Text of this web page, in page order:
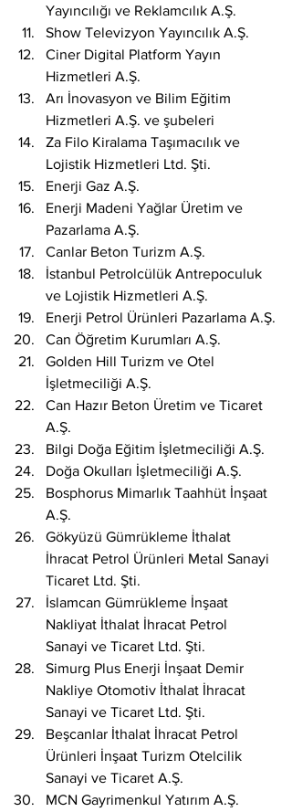
Yayıncılığı ve Reklamcılık A.Ş.
Show Televizyon Yayıncılık A.Ş.
Ciner Digital Platform Yayın
Hizmetleri A.Ş.
Arı İnovasyon ve Bilim Eğitim
Hizmetleri A.Ş. ve şubeleri
Za Filo Kiralama Taşımacılık ve
Lojistik Hizmetleri Ltd. Şti.
Enerji Gaz A.Ş.
Enerji Madeni Yağlar Üretim ve
Pazarlama A.Ş.
Canlar Beton Turizm A.Ş.
İstanbul Petrolcülük Antrepoculuk
ve Lojistik Hizmetleri A.Ş.
Enerji Petrol Ürünleri Pazarlama A.Ş.
Can Öğretim Kurumları A.Ş.
Golden Hill Turizm ve Otel
İşletmeciliği A.Ş.
Can Hazır Beton Üretim ve Ticaret
A.Ş.
Bilgi Doğa Eğitim İşletmeciliği A.Ş.
Doğa Okulları İşletmeciliği A.Ş.
Bosphorus Mimarlık Taahhüt İnşaat
A.Ş.
Gökyüzü Gümrükleme İthalat
İhracat Petrol Ürünleri Metal Sanayi
Ticaret Ltd. Şti.
İslamcan Gümrükleme İnşaat
Nakliyat İthalat İhracat Petrol
Sanayi ve Ticaret Ltd. Şti.
Simurg Plus Enerji İnşaat Demir
Nakliye Otomotiv İthalat İhracat
Sanayi ve Ticaret Ltd. Şti.
Beşcanlar İthalat İhracat Petrol
Ürünleri İnşaat Turizm Otelcilik
Sanayi ve Ticaret A.Ş.
MCN Gayrimenkul Yatırım A.Ş.